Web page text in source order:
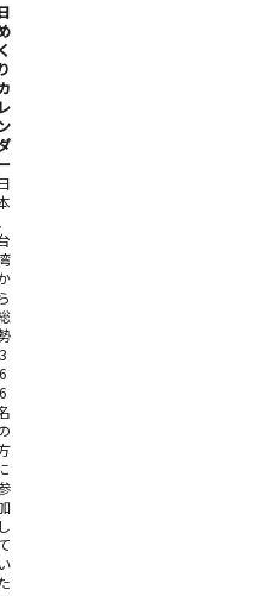
く
り
レ
ら
3
6
6
し
い